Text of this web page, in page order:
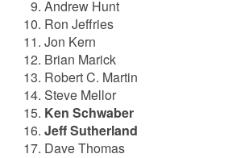
Andrew Hunt
Ron Jeffries
Jon Kern
Brian Marick
Robert C. Martin
Steve Mellor
Ken Schwaber
Jeff Sutherland
Dave Thomas